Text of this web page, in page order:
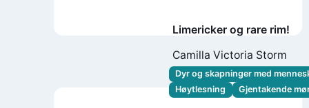
Limericker og rare rim!
Camilla Victoria Storm
Dyr og skapninger med
Høytlesning
Gjentakende